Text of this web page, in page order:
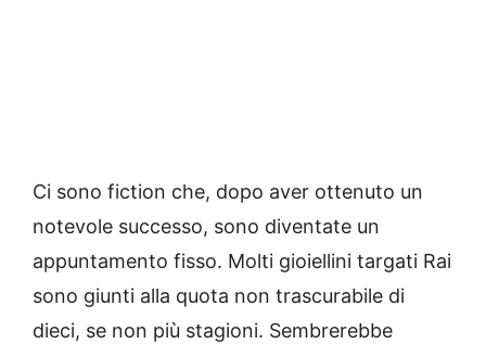
Ci sono fiction che, dopo aver ottenuto un
notevole successo, sono diventate un
appuntamento fisso. Molti gioiellini targati Rai
sono giunti alla quota non trascurabile di
dieci, se non più stagioni. Sembrerebbe